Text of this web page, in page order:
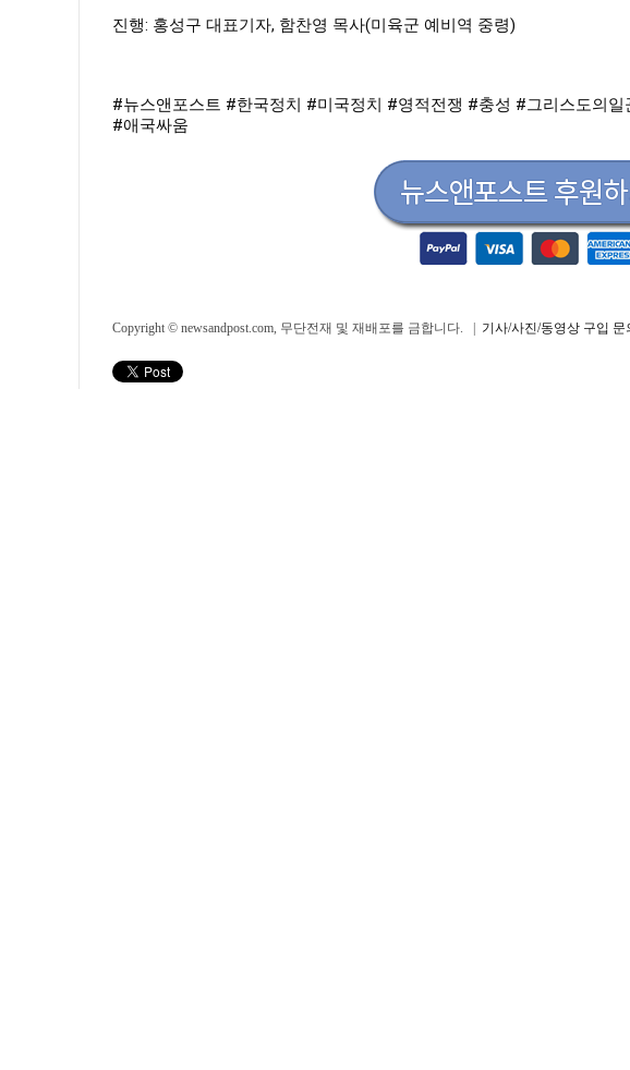
진행: 홍성구 대표기자, 함찬영 목사(미육군 예비역 중령)
#뉴스앤포스트 #한국정치 #미국정치 #영적전쟁 #충성 #그리스도의일
#애국싸움
Copyright © newsandpost.com, 무단전재 및 재배포를 금합니다. | 기사/사진/동영상 구입 문